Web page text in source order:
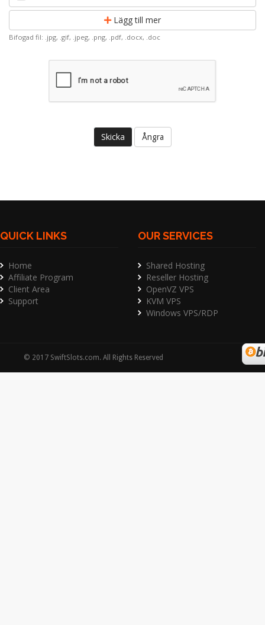
Lägg till mer
Bifogad fil: .jpg, .gif, .jpeg, .png, .pdf, .docx, .doc
Ångra
QUICK LINKS
Home
Affiliate Program
Client Area
Support
OUR SERVICES
Shared Hosting
Reseller Hosting
OpenVZ VPS
KVM VPS
Windows VPS/RDP
© 2017 SwiftSlots.com. All Rights Reserved